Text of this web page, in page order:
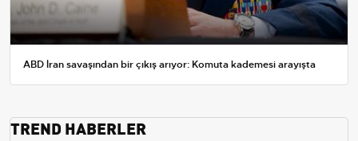
ABD İran savaşından bir çıkış arıyor: Komuta kademesi arayışta
TREND HABERLER